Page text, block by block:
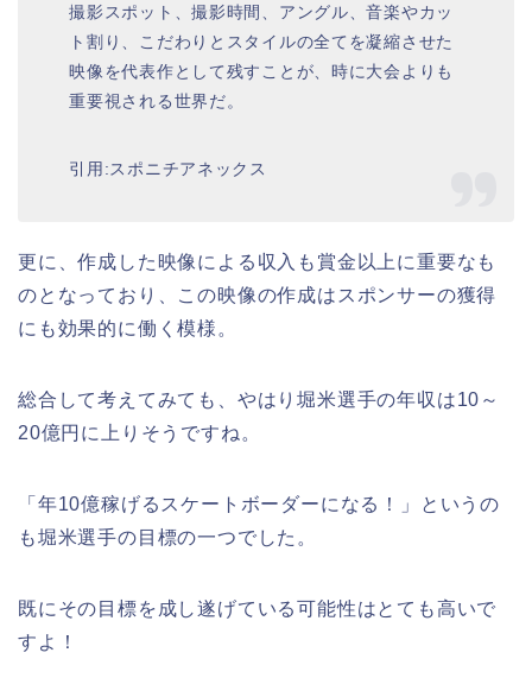
撮影スポット、撮影時間、アングル、音楽やカッ
ト割り、こだわりとスタイルの全てを凝縮させた
映像を代表作として残すことが、時に大会よりも
重要視される世界だ。
引用:スポニチアネックス
更に、作成した映像による収入も賞金以上に重要なも
のとなっており、この映像の作成はスポンサーの獲得
にも効果的に働く模様。
総合して考えてみても、やはり堀米選手の年収は10～
20億円に上りそうですね。
「年10億稼げるスケートボーダーになる！」というの
も堀米選手の目標の一つでした。
既にその目標を成し遂げている可能性はとても高いで
すよ！